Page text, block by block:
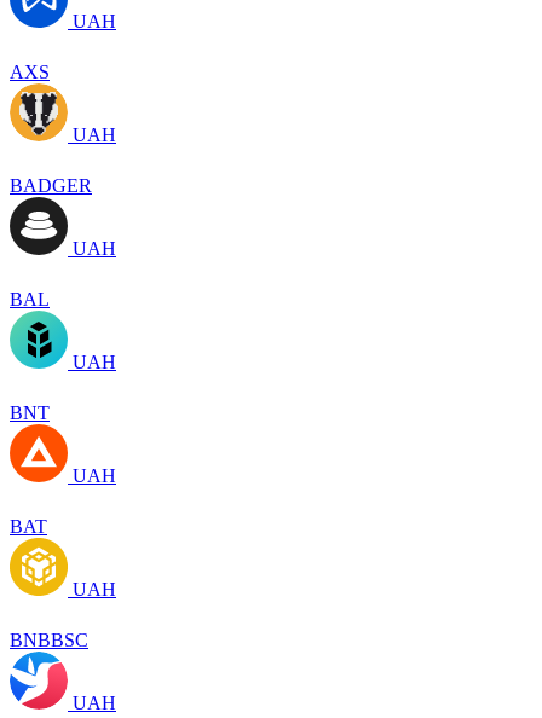
UAH
AXS
UAH
BADGER
UAH
BAL
UAH
BNT
UAH
BAT
UAH
BNBBSC
UAH